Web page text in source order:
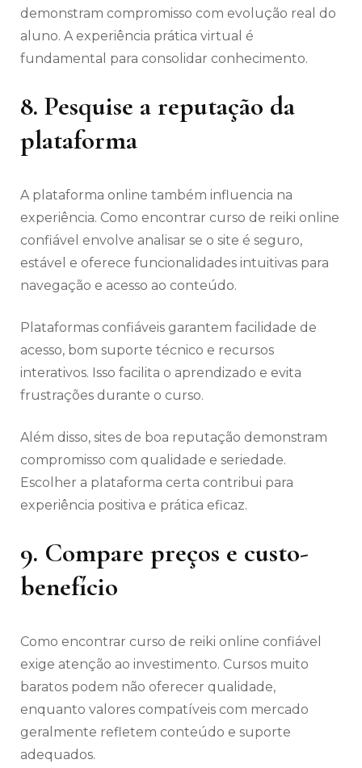
demonstram compromisso com evolução real do
aluno. A experiência prática virtual é
fundamental para consolidar conhecimento.
8. Pesquise a reputação da
plataforma
A plataforma online também influencia na
experiência. Como encontrar curso de reiki online
confiável envolve analisar se o site é seguro,
estável e oferece funcionalidades intuitivas para
navegação e acesso ao conteúdo.
Plataformas confiáveis garantem facilidade de
acesso, bom suporte técnico e recursos
interativos. Isso facilita o aprendizado e evita
frustrações durante o curso.
Além disso, sites de boa reputação demonstram
compromisso com qualidade e seriedade.
Escolher a plataforma certa contribui para
experiência positiva e prática eficaz.
9. Compare preços e custo-
benefício
Como encontrar curso de reiki online confiável
exige atenção ao investimento. Cursos muito
baratos podem não oferecer qualidade,
enquanto valores compatíveis com mercado
geralmente refletem conteúdo e suporte
adequados.